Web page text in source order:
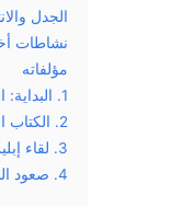
الجدل
نشاطات
مؤلفاته
1. البداية: الباحث عن القوة
2. الكتاب المحرّم والعلامة السوداء
3. لقاء إبليس وأولاده
4. صعود الساحر، وسقوط الإنسان